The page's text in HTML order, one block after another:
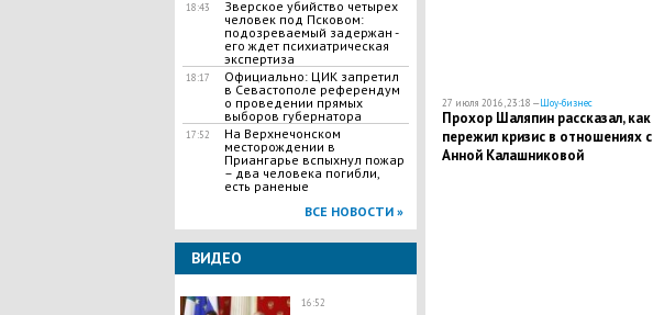
18:43
Зверское убийство четырех
человек под Псковом:
подозреваемый задержан -
его ждет психиатрическая
экспертиза
18:17
Официально: ЦИК запретил
в Севастополе референдум
о проведении прямых
выборов губернатора
17:52
На Верхнечонском
месторождении в
Приангарье вспыхнул пожар
– два человека погибли,
есть раненые
ВСЕ НОВОСТИ »
ВИДЕО
16:52
27 июля 2016, 23:18 —Шоу-бизнес
Прохор Шаляпин рассказал, как
пережил кризис в отношениях с
Анной Калашниковой